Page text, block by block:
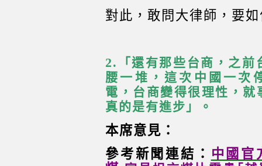
對此，敢問大律師，要
2.
「還有那些台商，之
腰一堆，這次中國一次
電，台商變得很理性，
真的是有進步」。
本席意見：
參考新聞連結： 中國官